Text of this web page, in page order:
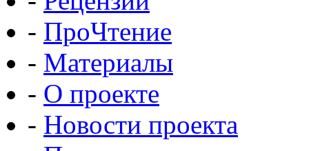
- ПроЧтение
- Материалы
- О проекте
- Новости проекта